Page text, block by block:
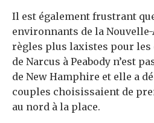
Il est également frustrant
environnants de la
règles plus laxistes pour les
de Narcus à Peabody n’est
de New Hamphire et elle a
couples choisissaient de
au nord à la place.